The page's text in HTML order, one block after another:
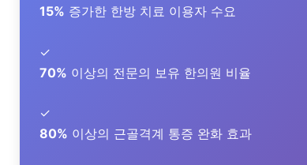
15% 증가한 한방 치료 이용자 수요
✓
70% 이상의 전문의 보유 한의원 비율
✓
80% 이상의 근골격계 통증 완화 효과